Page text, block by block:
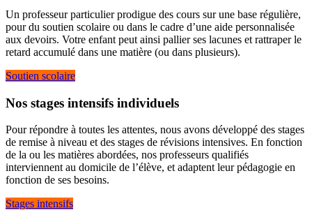
Un professeur particulier prodigue des cours sur une base régulière,
pour du soutien scolaire ou dans le cadre d’une aide personnalisée
aux devoirs. Votre enfant peut ainsi pallier ses lacunes et rattraper le
retard accumulé dans une matière (ou dans plusieurs).
Soutien scolaire
Nos stages intensifs individuels
Pour répondre à toutes les attentes, nous avons développé des stages
de remise à niveau et des stages de révisions intensives. En fonction
de la ou les matières abordées, nos professeurs qualifiés
interviennent au domicile de l’élève, et adaptent leur pédagogie en
fonction de ses besoins.
Stages intensifs